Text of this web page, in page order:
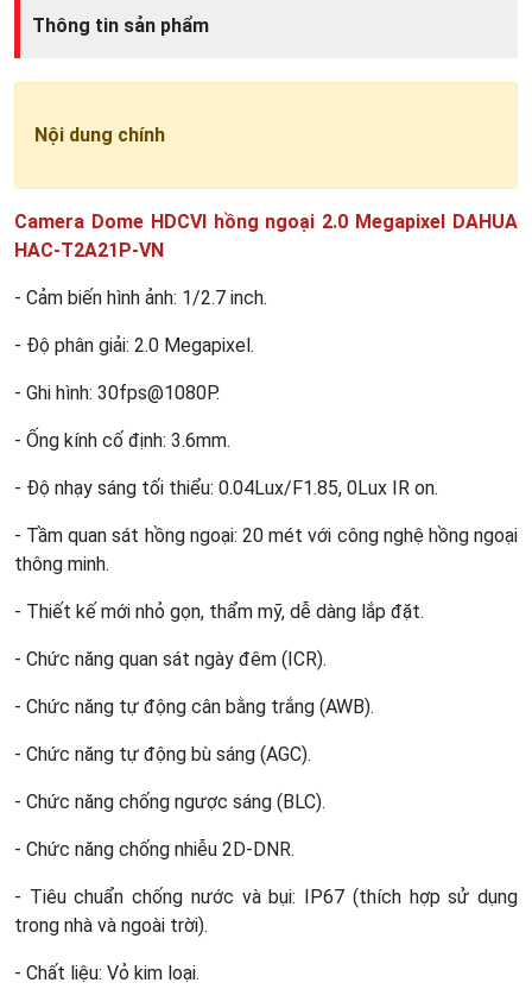
Thông tin sản phẩm
Nội dung chính
Camera Dome HDCVI hồng ngoại 2.0 Megapixel DAHUA
HAC-T2A21P-VN
- Cảm biến hình ảnh: 1/2.7 inch.
- Độ phân giải: 2.0 Megapixel.
- Ghi hình: 30fps@1080P.
- Ống kính cố định: 3.6mm.
- Độ nhạy sáng tối thiểu: 0.04Lux/F1.85, 0Lux IR on.
- Tầm quan sát hồng ngoại: 20 mét với công nghệ hồng ngoại
thông minh.
- Thiết kế mới nhỏ gọn, thẩm mỹ, dễ dàng lắp đặt.
- Chức năng quan sát ngày đêm (ICR).
- Chức năng tự động cân bằng trắng (AWB).
- Chức năng tự động bù sáng (AGC).
- Chức năng chống ngược sáng (BLC).
- Chức năng chống nhiễu 2D-DNR.
- Tiêu chuẩn chống nước và bụi: IP67 (thích hợp sử dụng
trong nhà và ngoài trời).
- Chất liệu: Vỏ kim loại.